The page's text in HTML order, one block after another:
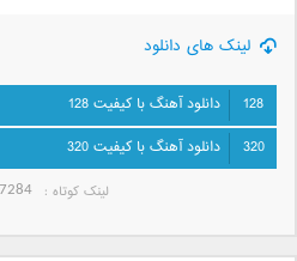
لینک های دانلود
128
دانلود آهنگ با کیفیت 128
320
دانلود آهنگ با کیفیت 320
لینک کوتاه‌ :